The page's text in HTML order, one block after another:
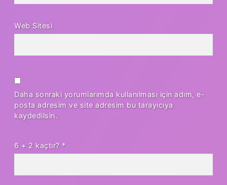
Web Sitesi
Daha sonraki yorumlarımda kullanılması için adım, e-
posta adresim ve site adresim bu tarayıcıya
kaydedilsin.
6 + 2 kaçtır? *